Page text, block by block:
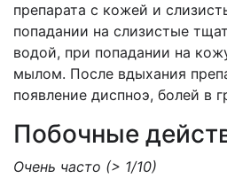
препарата с кожей и
попадании на слизистые
водой, при попадании на
мылом. После вдыхания
появление диспноэ, болей в
Побочные
Очень часто (> 1/10)